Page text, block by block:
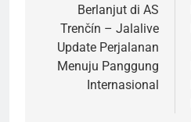
Berlanjut di AS
Trenčín – Jalalive
Update Perjalanan
Menuju Panggung
Internasional